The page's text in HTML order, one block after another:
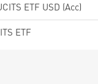
ETF USD (Acc)
ETF